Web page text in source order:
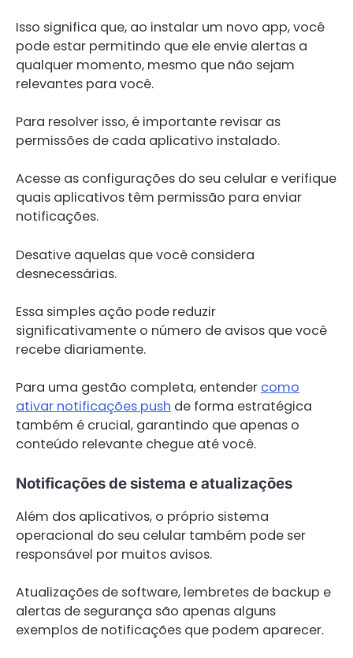
Isso significa que, ao instalar um novo app, você
pode estar permitindo que ele envie alertas a
qualquer momento, mesmo que não sejam
relevantes para você.
Para resolver isso, é importante revisar as
permissões de cada aplicativo instalado.
Acesse as configurações do seu celular e verifique
quais aplicativos têm permissão para enviar
notificações.
Desative aquelas que você considera
desnecessárias.
Essa simples ação pode reduzir
significativamente o número de avisos que você
recebe diariamente.
Para uma gestão completa, entender como
ativar notificações push de forma estratégica
também é crucial, garantindo que apenas o
conteúdo relevante chegue até você.
Notificações de sistema e atualizações
Além dos aplicativos, o próprio sistema
operacional do seu celular também pode ser
responsável por muitos avisos.
Atualizações de software, lembretes de backup e
alertas de segurança são apenas alguns
exemplos de notificações que podem aparecer.